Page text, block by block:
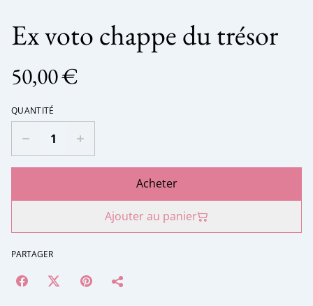
Ex voto chappe du trésor
50,00 €
QUANTITÉ
Acheter
Ajouter au panier
PARTAGER